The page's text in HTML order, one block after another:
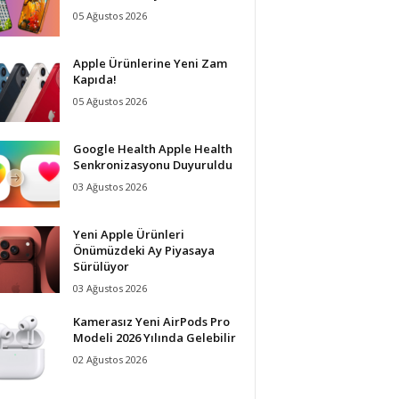
05 Ağustos 2026
Apple Ürünlerine Yeni Zam
Kapıda!
05 Ağustos 2026
Google Health Apple Health
Senkronizasyonu Duyuruldu
03 Ağustos 2026
Yeni Apple Ürünleri
Önümüzdeki Ay Piyasaya
Sürülüyor
03 Ağustos 2026
Kamerasız Yeni AirPods Pro
Modeli 2026 Yılında Gelebilir
02 Ağustos 2026